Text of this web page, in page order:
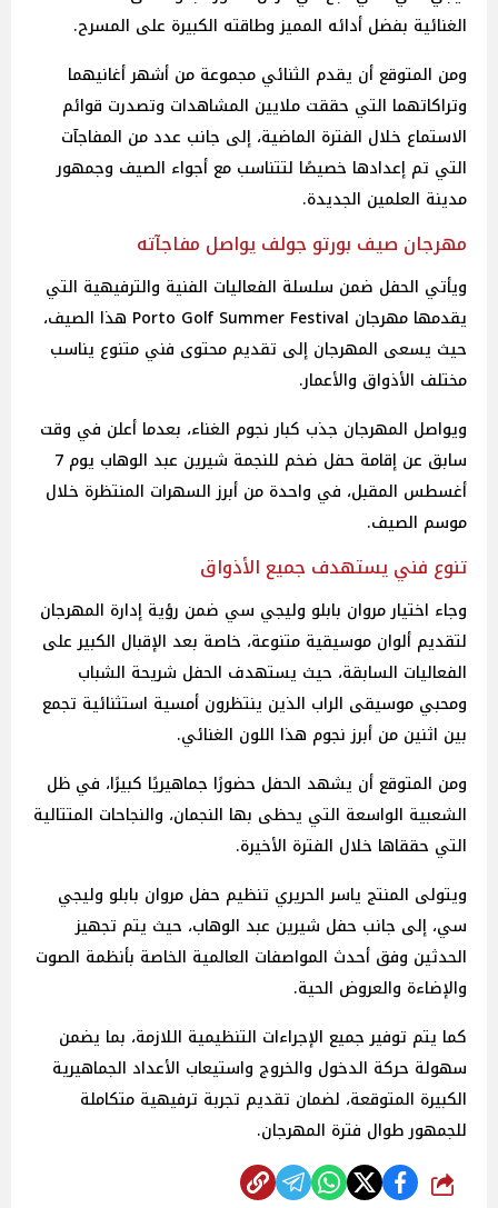
الغنائية بفضل أدائه المميز وطاقته الكبيرة على المسرح.
ومن المتوقع أن يقدم الثنائي مجموعة من أشهر أغانيهما
وتراكاتهما التي حققت ملايين المشاهدات وتصدرت قوائم
الاستماع خلال الفترة الماضية، إلى جانب عدد من المفاجآت
التي تم إعدادها خصيصًا لتتناسب مع أجواء الصيف وجمهور
مدينة العلمين الجديدة.
مهرجان صيف بورتو جولف يواصل مفاجآته
ويأتي الحفل ضمن سلسلة الفعاليات الفنية والترفيهية التي
يقدمها مهرجان Porto Golf Summer Festival هذا الصيف،
حيث يسعى المهرجان إلى تقديم محتوى فني متنوع يناسب
مختلف الأذواق والأعمار.
ويواصل المهرجان جذب كبار نجوم الغناء، بعدما أعلن في وقت
سابق عن إقامة حفل ضخم للنجمة شيرين عبد الوهاب يوم 7
أغسطس المقبل، في واحدة من أبرز السهرات المنتظرة خلال
موسم الصيف.
تنوع فني يستهدف جميع الأذواق
وجاء اختيار مروان بابلو وليجي سي ضمن رؤية إدارة المهرجان
لتقديم ألوان موسيقية متنوعة، خاصة بعد الإقبال الكبير على
الفعاليات السابقة، حيث يستهدف الحفل شريحة الشباب
ومحبي موسيقى الراب الذين ينتظرون أمسية استثنائية تجمع
بين اثنين من أبرز نجوم هذا اللون الغنائي.
ومن المتوقع أن يشهد الحفل حضورًا جماهيريًا كبيرًا، في ظل
الشعبية الواسعة التي يحظى بها النجمان، والنجاحات المتتالية
التي حققاها خلال الفترة الأخيرة.
ويتولى المنتج ياسر الحريري تنظيم حفل مروان بابلو وليجي
سي، إلى جانب حفل شيرين عبد الوهاب، حيث يتم تجهيز
الحدثين وفق أحدث المواصفات العالمية الخاصة بأنظمة الصوت
والإضاءة والعروض الحية.
كما يتم توفير جميع الإجراءات التنظيمية اللازمة، بما يضمن
سهولة حركة الدخول والخروج واستيعاب الأعداد الجماهيرية
الكبيرة المتوقعة، لضمان تقديم تجربة ترفيهية متكاملة
للجمهور طوال فترة المهرجان.
شارك